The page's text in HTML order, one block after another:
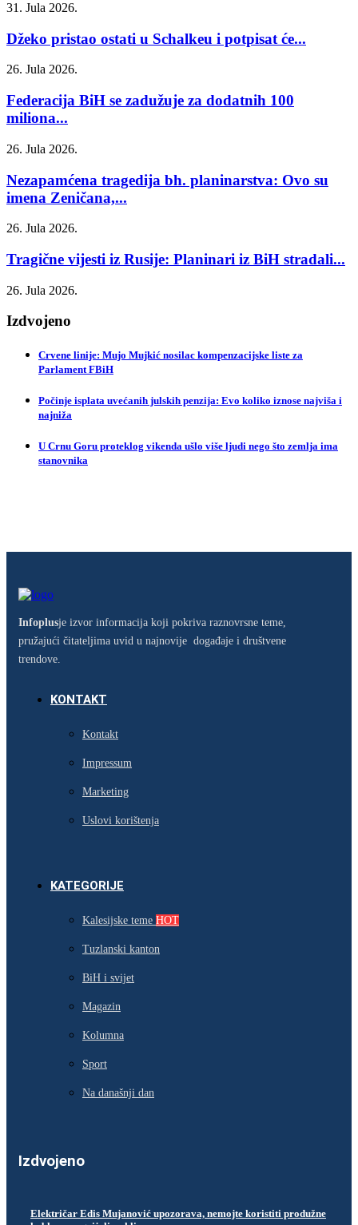
31. Jula 2026.
Džeko pristao ostati u Schalkeu i potpisat će...
26. Jula 2026.
Federacija BiH se zadužuje za dodatnih 100
miliona...
26. Jula 2026.
Nezapamćena tragedija bh. planinarstva: Ovo su
imena Zeničana,...
26. Jula 2026.
Tragične vijesti iz Rusije: Planinari iz BiH stradali...
26. Jula 2026.
Izdvojeno
Crvene linije: Mujo Mujkić nosilac kompenzacijske liste za
Parlament FBiH
Počinje isplata uvećanih julskih penzija: Evo koliko iznose najviša i
najniža
U Crnu Goru proteklog vikenda ušlo više ljudi nego što zemlja ima
stanovnika
Infoplusje izvor informacija koji pokriva raznovrsne teme,
pružajući čitateljima uvid u najnovije događaje i društvene
trendove.
KONTAKT
Kontakt
Impressum
Marketing
Uslovi korištenja
KATEGORIJE
Kalesijske teme HOT
Tuzlanski kanton
BiH i svijet
Magazin
Kolumna
Sport
Na današnji dan
Izdvojeno
Električar Edis Mujanović upozorava, nemojte koristiti produžne